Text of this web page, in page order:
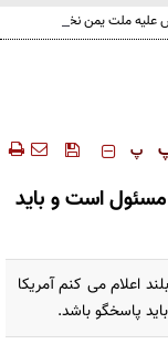
علیه ملت یمن نخواهد شد
پ
است و باید
اعلام می کنم آمریکا
پاسخگو باشد.